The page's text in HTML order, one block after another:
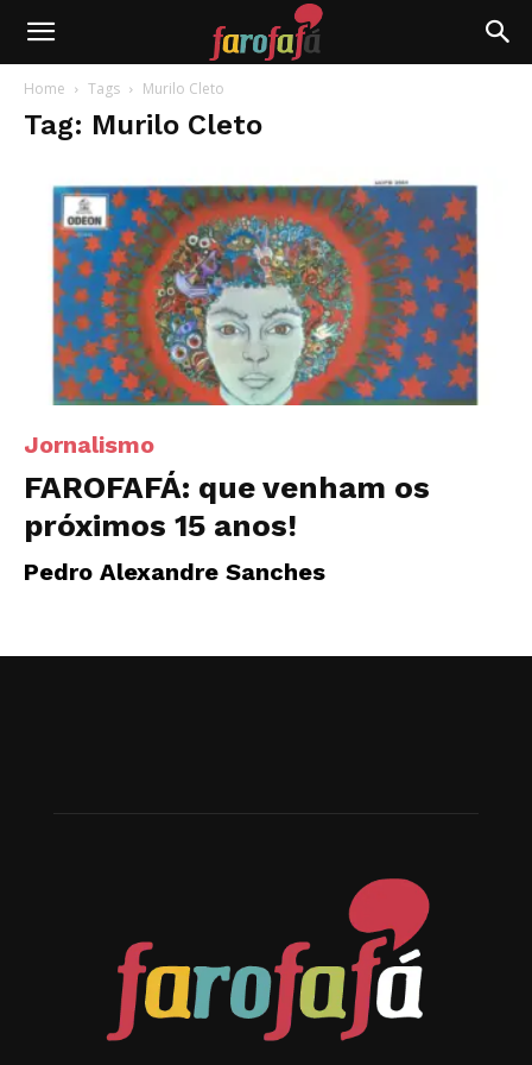
Farofafá
Home Tags Murilo Cleto
Tag: Murilo Cleto
Jornalismo
FAROFAFÁ: que venham os
próximos 15 anos!
Pedro Alexandre Sanches